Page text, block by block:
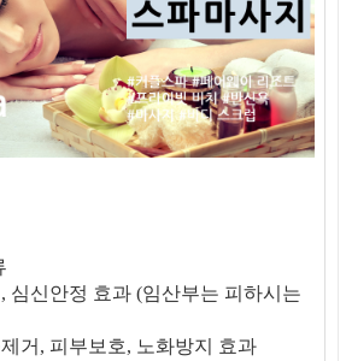
심신안정 효과 (임산부는 피하시는
거, 피부보호, 노화방지 효과